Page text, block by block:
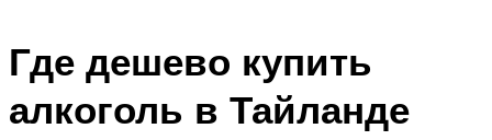
Где дешево купить
алкоголь в Тайланде